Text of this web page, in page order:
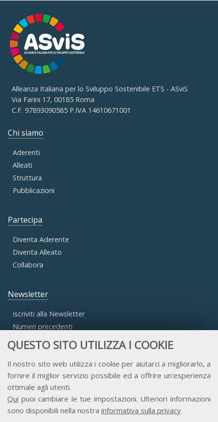
QUESTO SITO UTILIZZA I COOKIE
Il nostro sito web utilizza i cookie per aiutarci a migliorarlo, a
fornire il miglior servizio possibile ed a offrire un'esperienza
ottimale agli utenti.
Qui puoi cambiare le tue impostazioni. Ulteriori informazioni
sono disponibili nella nostra informativa sulla privacy
Alleanza Italiana per lo Sviluppo Sostenibile ETS - ASviS
Via Farini 17, 00185 Roma
C.F. 97893090585 P.IVA 14610671001
Chi siamo
Aderenti
Alleati
Struttura
Pubblicazioni
Partecipa
Diventa Aderente
Diventa Alleato
Collabora
Newsletter
Iscriviti alla Newsletter
Numeri precedenti
Accesso Aderenti
Accesso Consulta
Accesso Team